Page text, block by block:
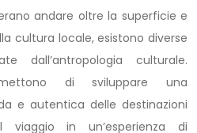
andare oltre la superficie e
cultura locale, esistono diverse
dall’antropologia culturale.
di sviluppare una
e autentica delle destinazioni
viaggio in un’esperienza di